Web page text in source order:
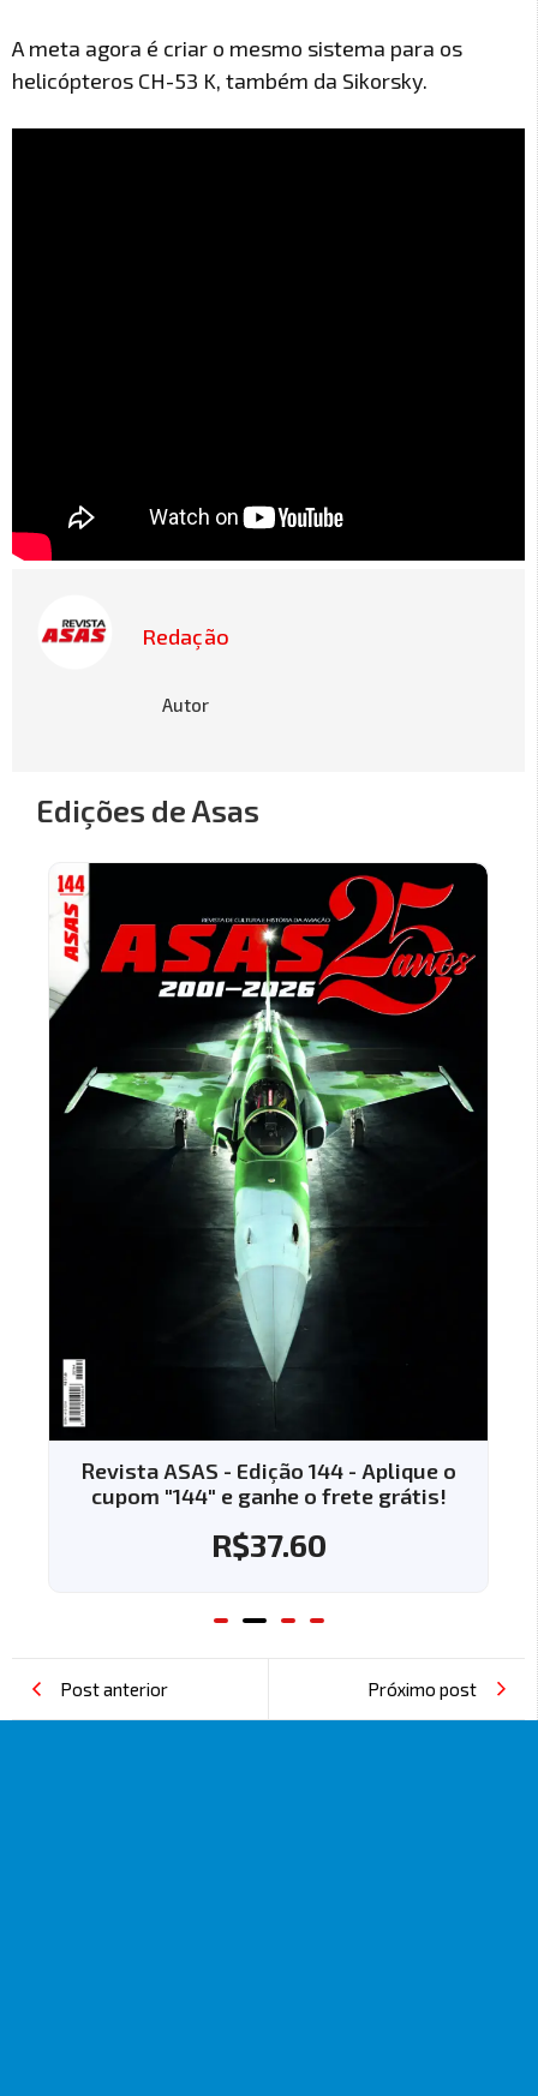
A meta agora é criar o mesmo sistema para os
helicópteros CH-53 K, também da Sikorsky.
Redação
Autor
Edições de Asas
Revista ASAS - Edição 144 - Aplique o
cupom "144" e ganhe o frete grátis!
R$37.60
Post anterior Próximo post